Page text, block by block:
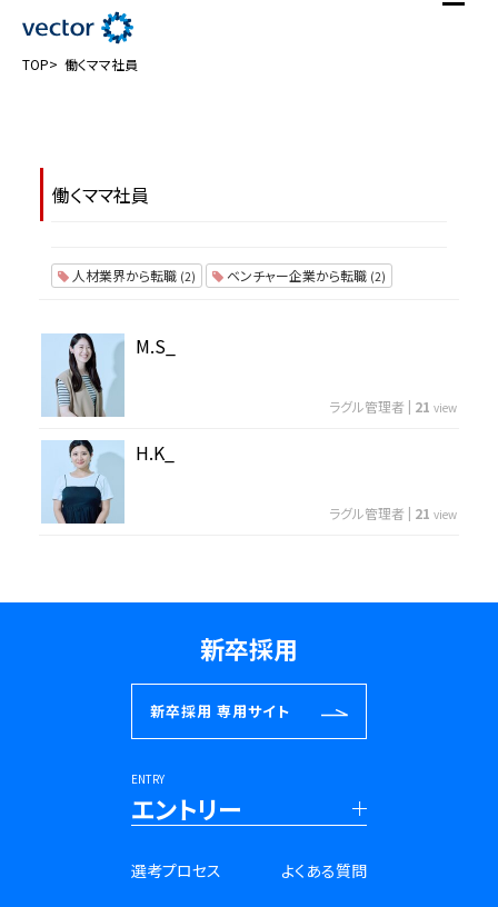
TOP 働くママ社員
働くママ社員
人材業界から転職 (2) ベンチャー企業から転職 (2)
M.S_
ラグル管理者 | 21 view
H.K_
ラグル管理者 | 21 view
新卒採用
新卒採用 専用サイト
ENTRY
エントリー
■新卒採用
選考プロセス よくある質問